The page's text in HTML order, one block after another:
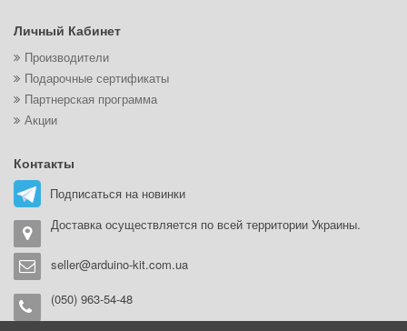
Личный Кабинет
Производители
Подарочные сертификаты
Партнерская программа
Акции
Контакты
Подписаться на новинки
Доставка осуществляется по всей территории Украины.
seller@arduino-kit.com.ua
(050) 963-54-48